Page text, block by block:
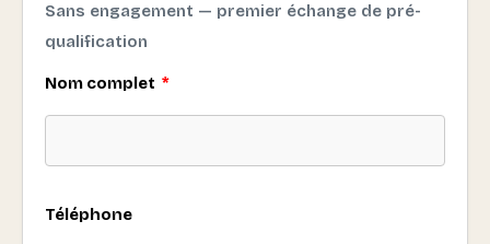
Sans engagement — premier échange de pré-
qualification
Nom complet
Téléphone